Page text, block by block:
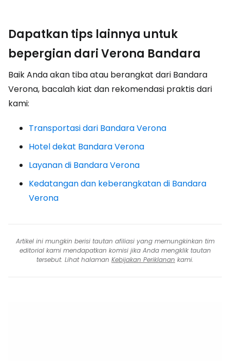
Dapatkan tips lainnya untuk
bepergian dari Verona Bandara
Baik Anda akan tiba atau berangkat dari Bandara
Verona, bacalah kiat dan rekomendasi praktis dari
kami:
Transportasi dari Bandara Verona
Hotel dekat Bandara Verona
Layanan di Bandara Verona
Kedatangan dan keberangkatan di Bandara
Verona
Artikel ini mungkin berisi tautan afiliasi yang memungkinkan tim
editorial kami mendapatkan komisi jika Anda mengklik tautan
tersebut. Lihat halaman Kebijakan Periklanan kami.